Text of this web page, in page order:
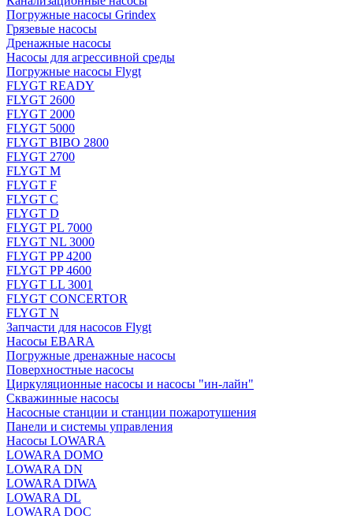
Погружные насосы Grindex
Грязевые насосы
Дренажные насосы
Насосы для агрессивной среды
Погружные насосы Flygt
FLYGT READY
FLYGT 2600
FLYGT 2000
FLYGT 5000
FLYGT BIBO 2800
FLYGT 2700
FLYGT M
FLYGT F
FLYGT C
FLYGT D
FLYGT PL 7000
FLYGT NL 3000
FLYGT PP 4200
FLYGT PP 4600
FLYGT LL 3001
FLYGT CONCERTOR
FLYGT N
Запчасти для насосов Flygt
Насосы EBARA
Погружные дренажные насосы
Поверхностные насосы
Циркуляционные насосы и насосы "ин-лайн"
Скважинные насосы
Насосные станции и станции пожаротушения
Панели и системы управления
Насосы LOWARA
LOWARA DOMO
LOWARA DN
LOWARA DIWA
LOWARA DL
LOWARA DOC